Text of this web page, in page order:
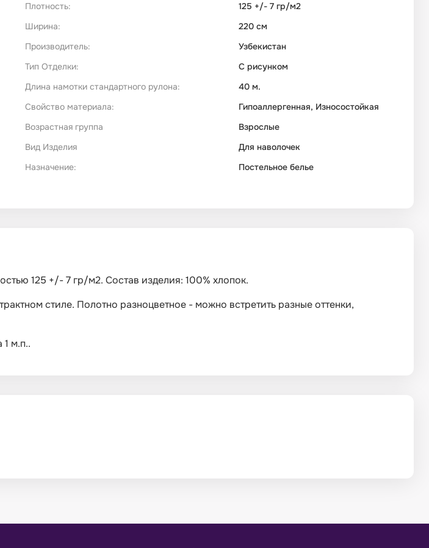
Плотность:
125 +/- 7 гр/м2
Ширина:
220 см
Производитель:
Узбекистан
Тип Отделки:
С рисунком
Длина намотки стандартного рулона:
40 м.
Свойство материала:
Гипоаллергенная, Износостойкая
Возрастная группа
Взрослые
Вид Изделия
Для наволочек
Назначение:
Постельное белье
125 +/- 7 гр/м2. Состав изделия: 100% хлопок.
стиле. Полотно разноцветное - можно встретить разные оттенки,
м.п..